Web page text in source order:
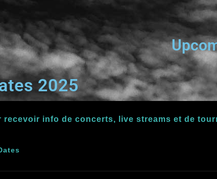
2025
recevoir info de concerts, live streams et de